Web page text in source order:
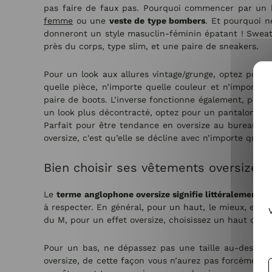
pas faire de faux pas. Pourquoi commencer par
femme ou une veste de type bombers. Et pourquoi
donneront un style masuclin-féminin épatant !
près du corps, type slim, et une paire de sneakers.
Pour un look aux allures vintage/grunge, optez pour
quelle pièce, n’importe quelle couleur et
paire de boots. L’inverse fonctionne également,
un look plus décontracté, optez pour un pantalon
Parfait pour être tendance en oversize au bureau !
oversize, c'est qu’elle se décline avec n’importe
Bien choisir ses vêtements oversize
Leterme anglophone oversize signifie littéralement
à respecter. En général, pour un haut, le mieux, est
du M, pour un effet oversize, choisissez un haut de
Pour un bas, ne dépassez pas une taille au-
oversize, de cette façon vous n’aurez pas